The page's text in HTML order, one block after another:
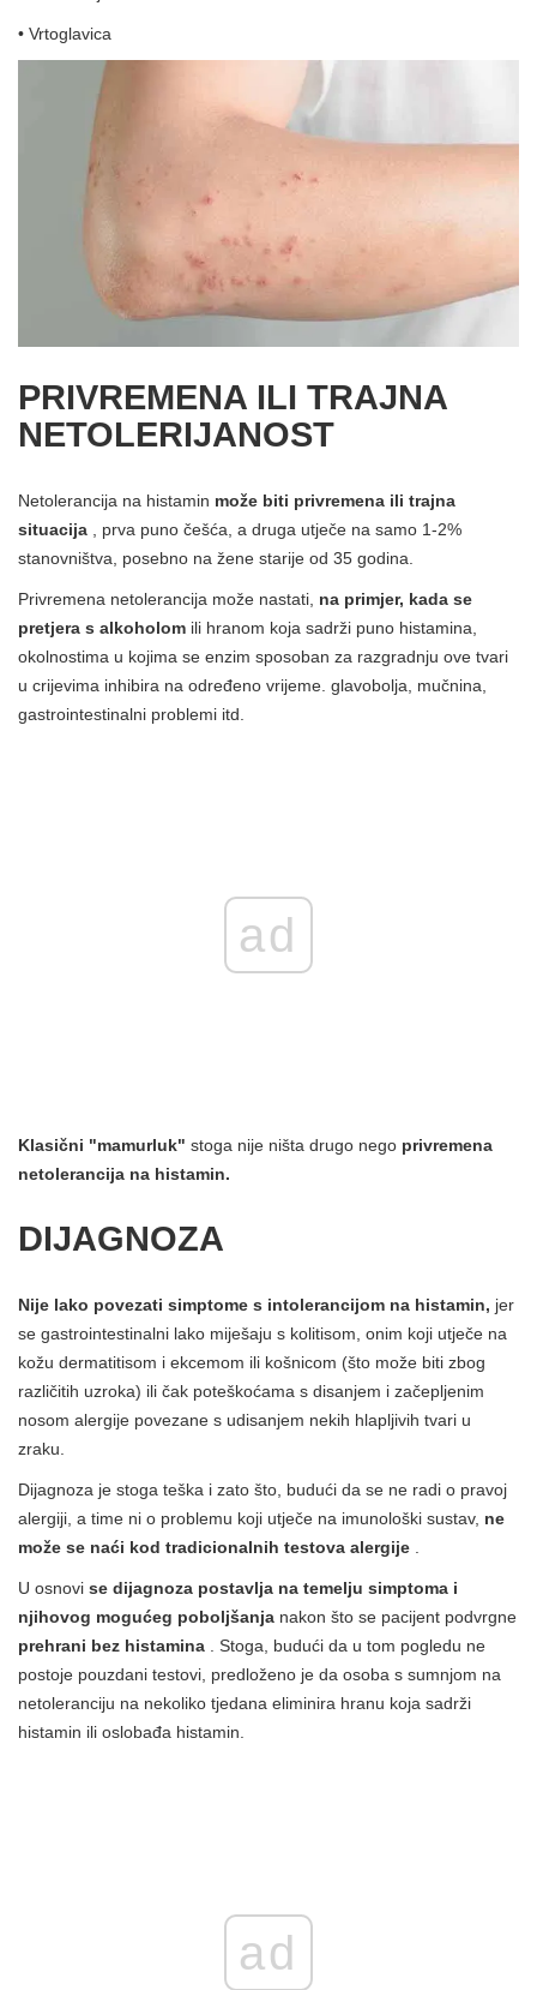
• Vrtoglavica
PRIVREMENA ILI TRAJNA
NETOLERIJANOST
Netolerancija na histamin može biti privremena ili trajna
situacija , prva puno češća, a druga utječe na samo 1-2%
stanovništva, posebno na žene starije od 35 godina.
Privremena netolerancija može nastati, na primjer, kada se
pretjera s alkoholom ili hranom koja sadrži puno histamina,
okolnostima u kojima se enzim sposoban za razgradnju ove tvari
u crijevima inhibira na određeno vrijeme. glavobolja, mučnina,
gastrointestinalni problemi itd.
ad
Klasični "mamurluk" stoga nije ništa drugo nego privremena
netolerancija na histamin.
DIJAGNOZA
Nije lako povezati simptome s intolerancijom na histamin, jer
se gastrointestinalni lako miješaju s kolitisom, onim koji utječe na
kožu dermatitisom i ekcemom ili košnicom (što može biti zbog
različitih uzroka) ili čak poteškoćama s disanjem i začepljenim
nosom alergije povezane s udisanjem nekih hlapljivih tvari u
zraku.
Dijagnoza je stoga teška i zato što, budući da se ne radi o pravoj
alergiji, a time ni o problemu koji utječe na imunološki sustav, ne
može se naći kod tradicionalnih testova alergije
U osnovi se dijagnoza postavlja na temelju simptoma i
njihovog mogućeg poboljšanja nakon što se pacijent podvrgne
prehrani bez histamina . Stoga, budući da u tom pogledu ne
postoje pouzdani testovi, predloženo je da osoba s sumnjom na
netoleranciju na nekoliko tjedana eliminira hranu koja sadrži
histamin ili oslobađa histamin.
ad